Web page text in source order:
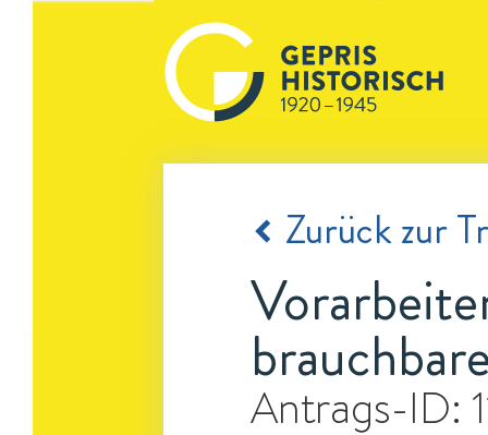
Zurück zur
Antrags-ID: